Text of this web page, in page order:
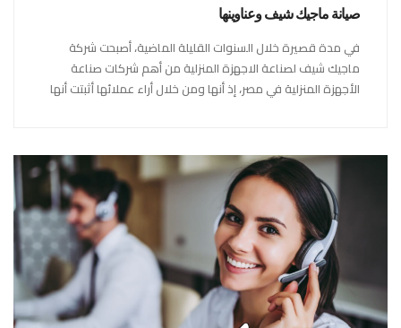
صيانة ماجيك شيف وعناوينها
في مدة قصيرة خلال السنوات القليلة الماضية، أصبحت شركة
ماجيك شيف لصناعة الاجهزة المنزلية من أهم شركات صناعة
الأجهزة المنزلية في مصر، إذ أنها ومن خلال أراء عملائها أثبتت أنها